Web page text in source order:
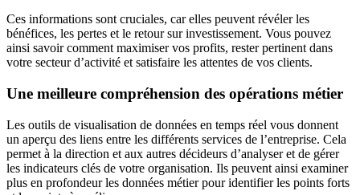
Ces informations sont cruciales, car elles peuvent révéler les
bénéfices, les pertes et le retour sur investissement. Vous pouvez
ainsi savoir comment maximiser vos profits, rester pertinent dans
votre secteur d’activité et satisfaire les attentes de vos clients.
Une meilleure compréhension des opérations métier
Les outils de visualisation de données en temps réel vous donnent
un aperçu des liens entre les différents services de l’entreprise. Cela
permet à la direction et aux autres décideurs d’analyser et de gérer
les indicateurs clés de votre organisation. Ils peuvent ainsi examiner
plus en profondeur les données métier pour identifier les points forts